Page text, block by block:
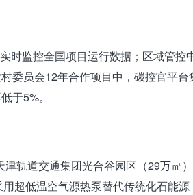
监控全国项目运行数据；区域管控
委员会12年合作项目中，碳控官平
于5%。
津轨道交通集团光合谷园区 （29万㎡
超低温空气源热泵替代传统化石能